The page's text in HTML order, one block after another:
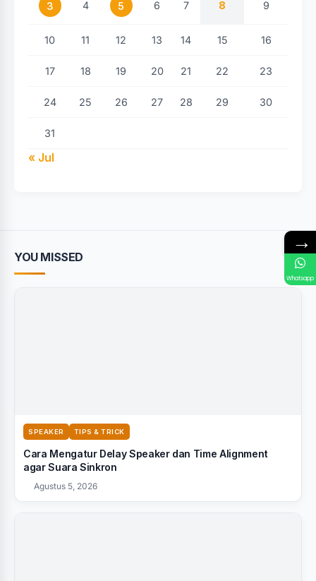
3 4 5 6 7 8 9
10 11 12 13 14 15 16
17 18 19 20 21 22 23
24 25 26 27 28 29 30
31
« Jul
YOU MISSED
SPEAKER TIPS & TRICK
Cara Mengatur Delay Speaker dan Time Alignment
agar Suara Sinkron
Agustus 5, 2026
→
Whatsapp